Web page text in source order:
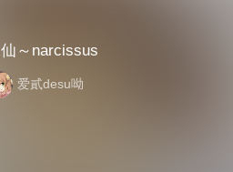
～narcissus
爱貳desu呦